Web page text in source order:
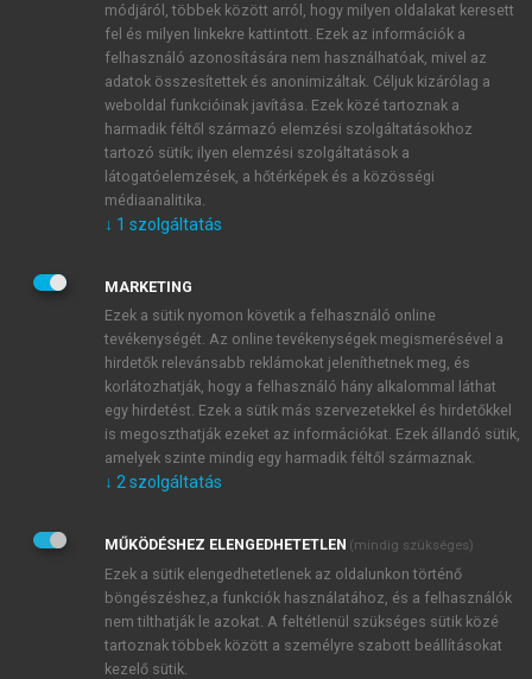
ÚJ FIÓK LÉTREHOZÁSA
1 óra díjmentes hozzáférés
E-MAIL-CÍM
JELSZÓ
JELSZÓ ÚJRA
Kérek értesítést a MeRSZ újdonságairól, akcióiról.
Kérek értesítést az Akadémiai Kiadó Zrt. újdonságairól,
Adatkezelési tájékoztatóbanfoglaltakat tudomásul
veszem és elfogadom.
Általános vásárlási feltételeket, valamint a szotar.netés a
mersz.huoldalak licencszerződéseiben foglaltakat
tudomásul veszem és elfogadom.
módjáról, többek között arról, hogy milyen oldalakat keresett
fel és milyen linkekre kattintott. Ezek az információk a
felhasználó azonosítására nem használhatóak, mivel az
adatok összesítettek és anonimizáltak. Céljuk kizárólag a
weboldal funkcióinak javítása. Ezek közé tartoznak a
harmadik féltől származó elemzési szolgáltatásokhoz
tartozó sütik; ilyen elemzési szolgáltatások a
látogatóelemzések, a hőtérképek és a közösségi
médiaanalitika.
↓ 1 szolgáltatás
MARKETING
Ezek a sütik nyomon követik a felhasználó online
tevékenységét. Az online tevékenységek megismerésével a
hirdetők relevánsabb reklámokat jeleníthetnek meg, és
korlátozhatják, hogy a felhasználó hány alkalommal láthat
egy hirdetést. Ezek a sütik más szervezetekkel és hirdetőkkel
is megoszthatják ezeket az információkat. Ezek állandó sütik,
amelyek szinte mindig egy harmadik féltől származnak.
↓ 2 szolgáltatás
MŰKÖDÉSHEZ ELENGEDHETETLEN (mindig szükséges)
Ezek a sütik elengedhetetlenek az oldalunkon történő
böngészéshez,a funkciók használatához, és a felhasználók
nem tilthatják le azokat. A feltétlenül szükséges sütik közé
tartoznak többek között a személyre szabott beállításokat
kezelő sütik.